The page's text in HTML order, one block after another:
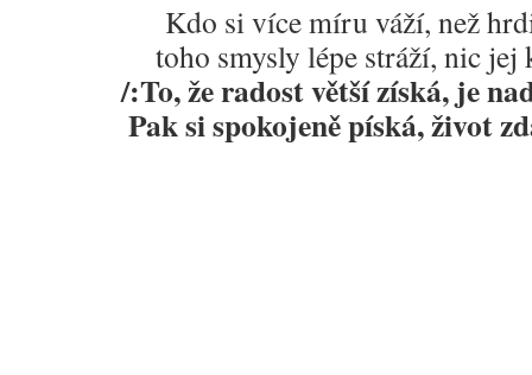
Kdo si více míru váží, než
toho smysly lépe stráží, nic jej
/:To, že radost větší získá, je
Pak si spokojeně píská, život